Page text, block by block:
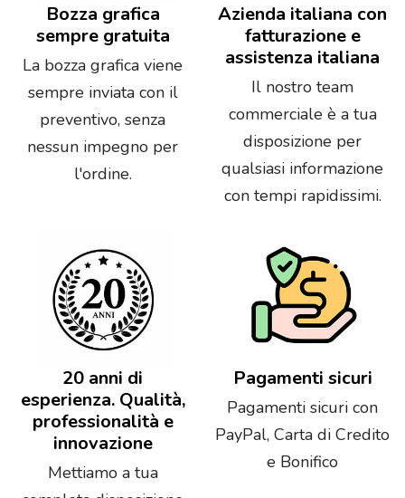
Bozza grafica
sempre gratuita
La bozza grafica viene
sempre inviata con il
preventivo, senza
nessun impegno per
l'ordine.
Azienda italiana con
fatturazione e
assistenza italiana
Il nostro team
commerciale è a tua
disposizione per
qualsiasi informazione
con tempi rapidissimi.
20 anni di
esperienza. Qualità,
professionalità e
innovazione
Mettiamo a tua
Pagamenti sicuri
Pagamenti sicuri con
PayPal, Carta di Credito
e Bonifico